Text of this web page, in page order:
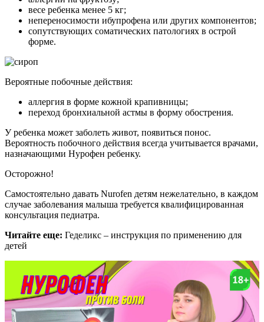
весе ребенка менее 5 кг;
непереносимости ибупрофена или других компонентов;
сопутствующих соматических патологиях в острой
форме.
Вероятные побочные действия:
аллергия в форме кожной крапивницы;
переход бронхиальной астмы в форму обострения.
У ребенка может заболеть живот, появиться понос.
Вероятность побочного действия всегда учитывается врачами,
назначающими Нурофен ребенку.
Осторожно!
Самостоятельно давать Nurofen детям нежелательно, в каждом
случае заболевания малыша требуется квалифицированная
консультация педиатра.
Читайте еще: Геделикс – инструкция по применению для
детей